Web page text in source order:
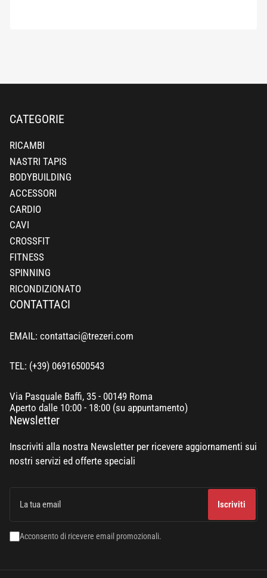
CATEGORIE
RICAMBI
NASTRI TAPIS
BODYBUILDING
ACCESSORI
CARDIO
CAVI
CROSSFIT
FITNESS
SPINNING
RICONDIZIONATO
CONTATTACI
EMAIL: contattaci@trezeri.com
TEL: (+39) 06916500543
Via Pasquale Baffi, 35 - 00149 Roma
Aperto dalle 10:00 - 18:00 (su appuntamento)
Newsletter
Inscriviti alla nostra Newsletter per ricevere aggiornamenti sui
nostri servizi ed offerte speciali
Iscriviti
Acconsento di ricevere email promozionali.